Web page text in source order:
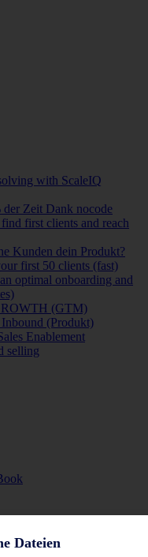
with ScaleIQ
Zeit Dank nocode
first clients and reach
Kunden dein Produkt?
first 50 clients (fast)
optimal onboarding and
(GTM)
(Produkt)
Enablement
selling
Dateien